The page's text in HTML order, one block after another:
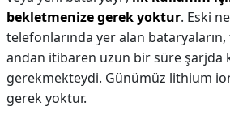
bekletmenize gerek yoktur. Eski
telefonlarında yer alan bataryaların,
andan itibaren uzun bir süre şarjda
gerekmekteydi. Günümüz lithium
gerek yoktur.